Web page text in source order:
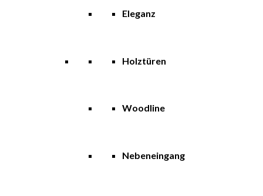
Eleganz
Holztüren
Woodline
Nebeneingang